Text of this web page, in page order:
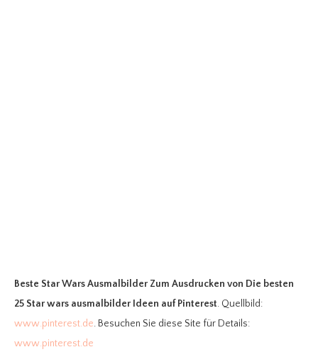
Beste Star Wars Ausmalbilder Zum Ausdrucken von Die besten
25 Star wars ausmalbilder Ideen auf Pinterest. Quellbild:
www.pinterest.de. Besuchen Sie diese Site für Details:
www.pinterest.de